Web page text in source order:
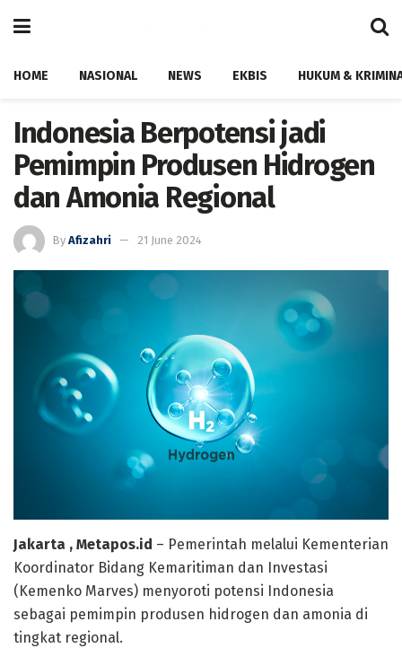
HOME NASIONAL NEWS EKBIS HUKUM &
Indonesia Berpotensi jadi
Pemimpin Produsen Hidrogen
dan Amonia Regional
By Afizahri 21 June 2024
Jakarta , Metapos.id – Pemerintah melalui Kementerian
Koordinator Bidang Kemaritiman dan Investasi
(Kemenko Marves) menyoroti potensi Indonesia
sebagai pemimpin produsen hidrogen dan amonia di
tingkat regional.